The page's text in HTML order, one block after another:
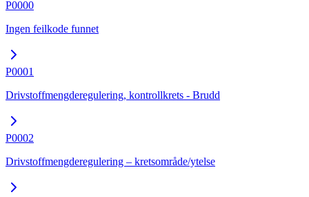
P0000
Ingen feilkode funnet
P0001
Drivstoffmengderegulering, kontrollkrets - Brudd
P0002
Drivstoffmengderegulering – kretsområde/ytelse